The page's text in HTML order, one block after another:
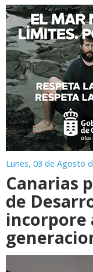
Lunes, 03 de Agosto
Canarias
de
incorpore